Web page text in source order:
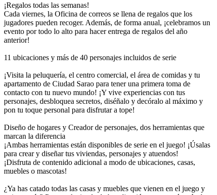
¡Regalos todas las semanas!
Cada viernes, la Oficina de correos se llena de regalos que los
jugadores pueden recoger. Además, de forma anual, ¡celebramos un
evento por todo lo alto para hacer entrega de regalos del año
anterior!
11 ubicaciones y más de 40 personajes incluidos de serie
¡Visita la peluquería, el centro comercial, el área de comidas y tu
apartamento de Ciudad Sarao para tener una primera toma de
contacto con tu nuevo mundo! ¡Y vive experiencias con tus
personajes, desbloquea secretos, diséñalo y decóralo al máximo y
pon tu toque personal para disfrutar a tope!
Diseño de hogares y Creador de personajes, dos herramientas que
marcan la diferencia
¡Ambas herramientas están disponibles de serie en el juego! ¡Úsalas
para crear y diseñar tus viviendas, personajes y atuendos!
¡Disfruta de contenido adicional a modo de ubicaciones, casas,
muebles o mascotas!
¿Ya has catado todas las casas y muebles que vienen en el juego y